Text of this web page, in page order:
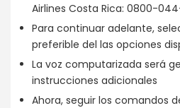
Airlines Costa Rica: 0800-
Para continuar adelante,
preferible del las opciones
La voz computarizada será
instrucciones adicionales
Ahora, seguir los comandos